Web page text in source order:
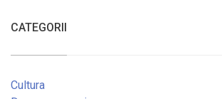
CATEGORII
Cultura